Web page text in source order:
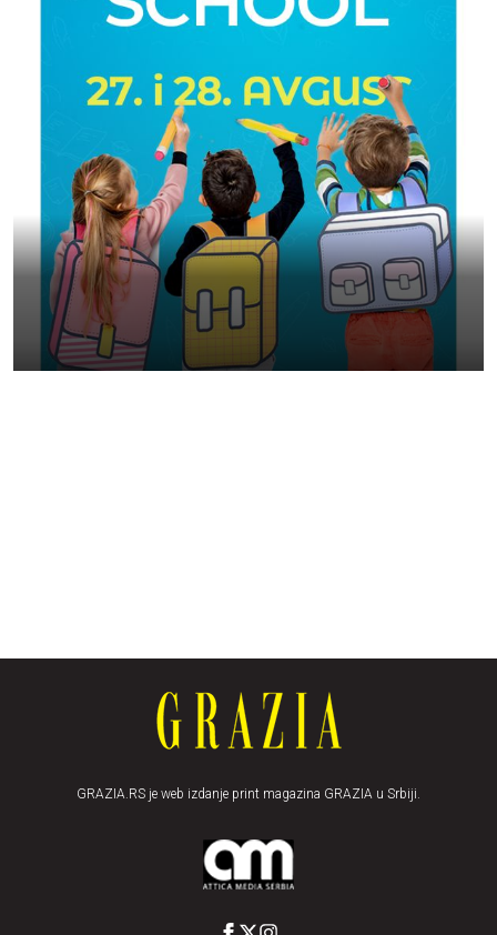
GRAZIA.RS je web izdanje print magazina GRAZIA u Srbiji.